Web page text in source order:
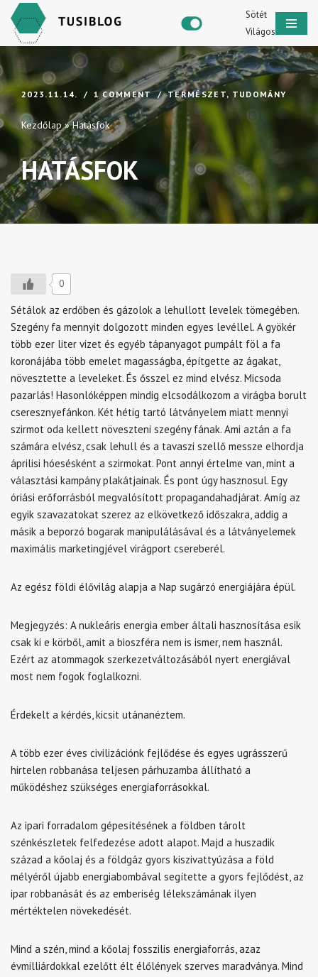
Skip
to
content
Sötét
Világos
2023.11.14. 1 COMMENT TERMÉSZET, TUDOMÁNY
Kezdőlap»Hatásfok
HATÁSFOK
0
Sétálok az erdőben és gázolok a lehullott levelek tömegében.
Szegény fa mennyit dolgozott minden egyes levéllel. A gyökér
több ezer liter vizet és egyéb tápanyagot pumpált föl a fa
koronájába több emelet magasságba, építgette az ágakat,
növesztette a leveleket. És ősszel ez mind elvész. Micsoda
pazarlás! Hasonlóképpen mindig elcsodálkozom a virágba borult
cseresznyefánkon. Két hétig tartó látványelem miatt mennyi
szirmot oda kellett növeszteni szegény fának. Ami aztán a fa
számára elvész, csak lehull és a tavaszi szellő messze elhordja
áprilisi hóesésként a szirmokat. Pont annyi értelme van, mint a
választási kampány plakátjainak. És pont úgy hasznosul. Egy
óriási erőforrásból megvalósított propagandahadjárat. Amíg az
egyik szavazatokat szerez az elkövetkező időszakra, addig a
másik a beporzó bogarak manipulálásával és a látványelemek
maximális marketingjével virágport csereberél.
Az egész földi élővilág alapja a Nap sugárzó energiájára épül.
Megjegyzés: A nukleáris energia ember általi hasznosítása esik
csak ki e körből, amit a bioszféra nem is ismer, nem használ.
Ezért az atommagok szerkezetváltozásából nyert energiával
most nem fogok foglalkozni.
Érdekelt a kérdés, kicsit utánanéztem.
A több ezer éves civilizációnk fejlődése és egyes ugrásszerű
hirtelen robbanása teljesen párhuzamba állítható a
működéshez szükséges energiaforrásokkal.
Az ipari forradalom gépesítésének a földben tárolt
szénkészletek felfedezése adott alapot. Majd a huszadik
század a kőolaj és a földgáz gyors kiszivattyúzása a föld
mélyéről újabb energiabombával segítette a gyors fejlődést, az
ipar robbanását és az emberiség lélekszámának ilyen
mértéktelen növekedését.
Mind a szén, mind a kőolaj fosszilis energiaforrás, azaz
évmilliárdokkal ezelőtt élt élőlények szerves maradványa. Mind